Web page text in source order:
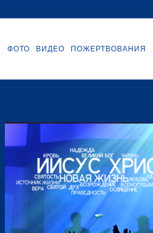
ФОТО ВИДЕО ПОЖЕРТВОВАНИЯ